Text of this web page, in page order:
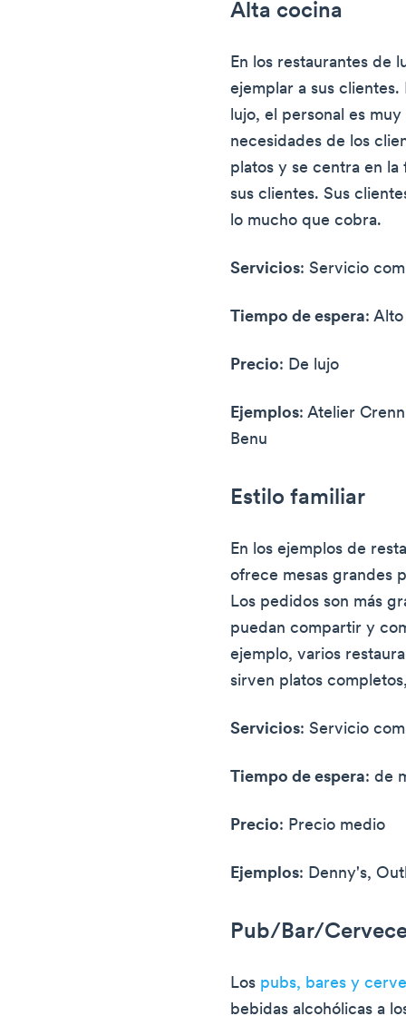
Alta cocina
En los restaurantes de
ejemplar a sus
lujo, el personal es
necesidades de los
platos y se centra en
sus clientes. Sus
lo mucho que cobra.
Servicios: Servicio
Tiempo de espera: Alto
Precio: De lujo
Ejemplos: Atelier
Benu
Estilo familiar
En los ejemplos de
ofrece mesas grandes
Los pedidos son más
puedan compartir y
ejemplo, varios
sirven platos
Servicios: Servicio
Tiempo de espera: de
Precio: Precio medio
Ejemplos: Denny's,
Pub/Bar/
Los pubs, bares y
bebidas alcohólicas a